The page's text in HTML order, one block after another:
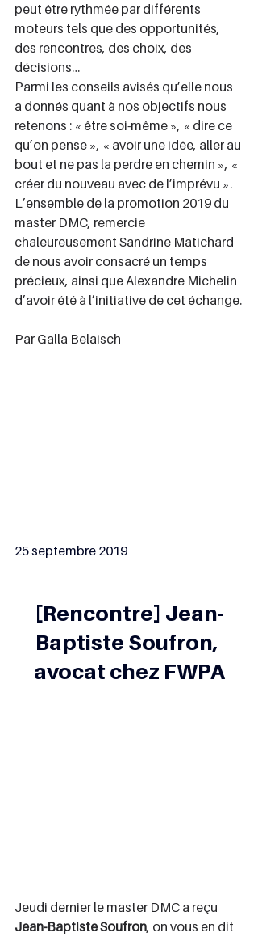
peut être rythmée par différents
moteurs tels que des opportunités,
des rencontres, des choix, des
décisions…
Parmi les conseils avisés qu’elle nous
a donnés quant à nos objectifs nous
retenons : « être soi-même », « dire ce
qu’on pense », « avoir une idée, aller au
bout et ne pas la perdre en chemin », «
créer du nouveau avec de l’imprévu ».
L’ensemble de la promotion 2019 du
master DMC, remercie
chaleureusement Sandrine Matichard
de nous avoir consacré un temps
précieux, ainsi que Alexandre Michelin
d’avoir été à l’initiative de cet échange.
Par Galla Belaisch
25 septembre 2019
[Rencontre] Jean-
Baptiste Soufron,
avocat chez FWPA
Jeudi dernier le master DMC a reçu
Jean-Baptiste Soufron, on vous en dit